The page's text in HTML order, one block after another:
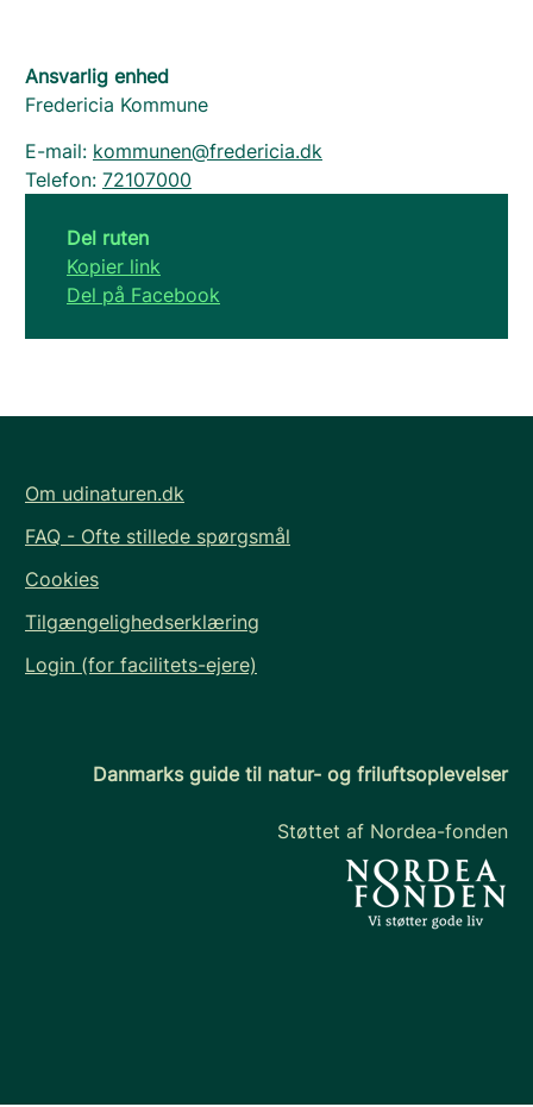
Ansvarlig enhed
Fredericia Kommune
E-mail: kommunen@fredericia.dk
Telefon: 72107000
Del ruten
Kopier link
Del på Facebook
Om udinaturen.dk
FAQ - Ofte stillede spørgsmål
Cookies
Tilgængelighedserklæring
Login (for facilitets-ejere)
Danmarks guide til natur- og friluftsoplevelser
Støttet af Nordea-fonden